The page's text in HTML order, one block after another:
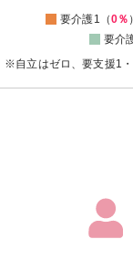
要介護1（0％ ）
要介
※自立はゼロ、要支援1